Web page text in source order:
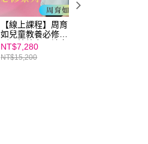
【線上課程】周育
如兒童教養必修系
列：情緒力ｘ社交
力ｘ閱讀力ｘ課業
力★SEL情緒教育
NT$7,280
NT$15,200